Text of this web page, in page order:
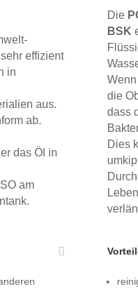
effizient
in
aus.
ab.
das Öl in
am
Die
BSK
die
dass
Dies